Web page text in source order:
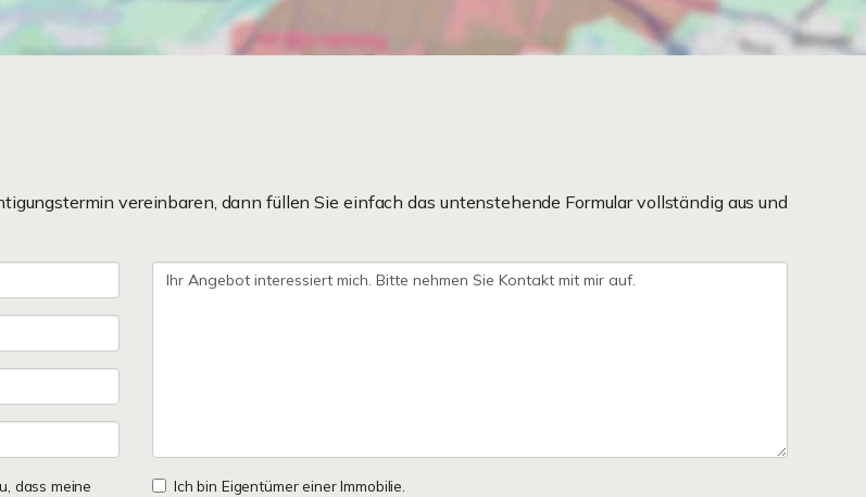
vereinbaren, dann füllen Sie einfach das untenstehende Formular vollständig aus und
dass meine
Ich bin Eigentümer einer Immobilie.